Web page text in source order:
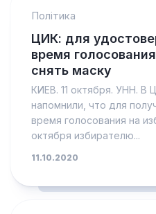
Політика
ЦИК: для
время
снять маску
КИЕВ. 11 октября. УНН. В
напомнили, что для
время голосования на
октября избирателю...
11.10.2020